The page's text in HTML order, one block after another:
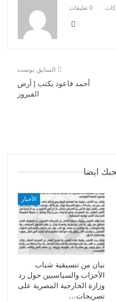
0 تعليقات
السابق بوست
أحمد قاعود يكتب | أرض
الفيروز
ايضا
الأخبار
بيان من تنسيقية شباب
الأحزاب والسياسيين حول رد
وزارة الخارجية المصرية على
تصريحات…